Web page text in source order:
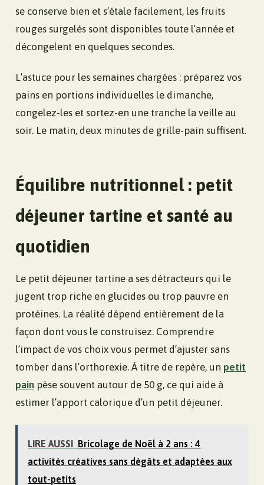
se conserve bien et s’étale facilement, les fruits
rouges surgelés sont disponibles toute l’année et
décongelent en quelques secondes.
L’astuce pour les semaines chargées : préparez vos
pains en portions individuelles le dimanche,
congelez-les et sortez-en une tranche la veille au
soir. Le matin, deux minutes de grille-pain suffisent.
Équilibre nutritionnel : petit
déjeuner tartine et santé au
quotidien
Le petit déjeuner tartine a ses détracteurs qui le
jugent trop riche en glucides ou trop pauvre en
protéines. La réalité dépend entièrement de la
façon dont vous le construisez. Comprendre
l’impact de vos choix vous permet d’ajuster sans
tomber dans l’orthorexie. À titre de repère, un petit
pain pèse souvent autour de 50 g, ce qui aide à
estimer l’apport calorique d’un petit déjeuner.
LIRE AUSSI Bricolage de Noël à 2 ans : 4
activités créatives sans dégâts et adaptées aux
tout-petits